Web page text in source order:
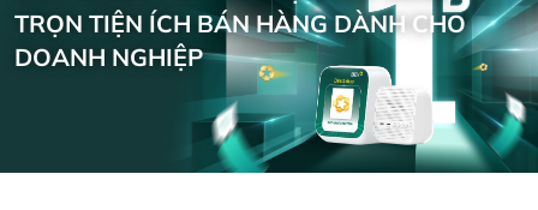
TRỌN TIỆN ÍCH BÁN HÀNG DÀNH CHO
DOANH NGHIỆP